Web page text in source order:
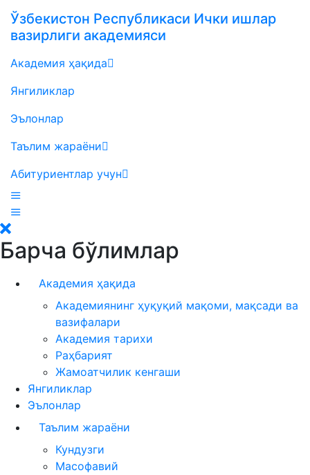
Ўзбекистон Республикаси Ички ишлар
вазирлиги академияси
Академия ҳақида
Янгиликлар
Эълонлар
Таълим жараёни
Абитуриентлар учун
Барча бўлимлар
Академия ҳақида
Академиянинг ҳуқуқий мақоми, мақсади ва
вазифалари
Академия тарихи
Раҳбарият
Жамоатчилик кенгаши
Янгиликлар
Эълонлар
Таълим жараёни
Кундузги
Масофавий